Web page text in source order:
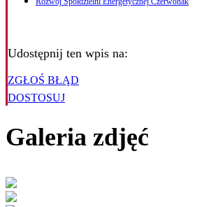
Udostępnij ten wpis na:
ZGŁOŚ BŁĄD
DOSTOSUJ
Galeria zdjęć